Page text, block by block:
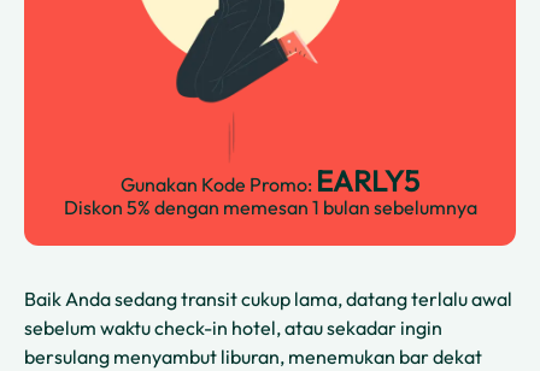
Gunakan Kode Promo: EARLY5
Diskon 5% dengan memesan 1 bulan sebelumnya
Baik Anda sedang transit cukup lama, datang terlalu awal
sebelum waktu check-in hotel, atau sekadar ingin
bersulang menyambut liburan, menemukan bar dekat